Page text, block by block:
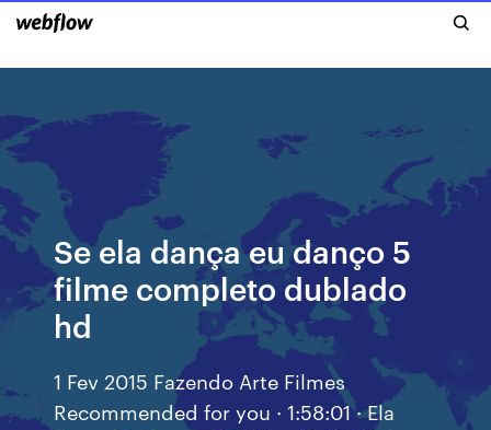
Se ela dança eu danço 5
filme completo dublado
hd
1 Fev 2015 Fazendo Arte Filmes
Recommended for you · 1:58:01 · Ela